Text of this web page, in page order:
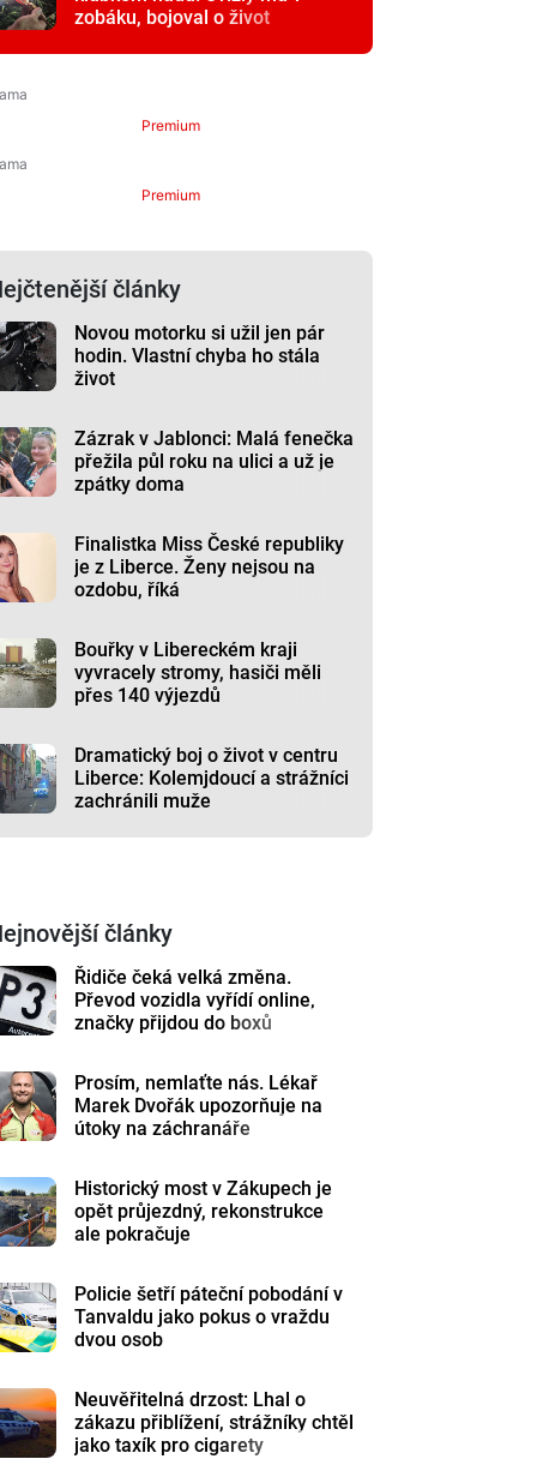
zobáku, bojoval o život
Premium
Premium
články
Novou motorku si užil jen pár
hodin. Vlastní chyba ho stála
život
Zázrak v Jablonci: Malá fenečka
přežila půl roku na ulici a už je
zpátky doma
Finalistka Miss České republiky
je z Liberce. Ženy nejsou na
ozdobu, říká
Bouřky v Libereckém kraji
vyvracely stromy, hasiči měli
přes 140 výjezdů
Dramatický boj o život v centru
Liberce: Kolemjdoucí a strážníci
zachránili muže
články
Řidiče čeká velká změna.
Převod vozidla vyřídí online,
značky přijdou do boxů
Prosím, nemlaťte nás. Lékař
Marek Dvořák upozorňuje na
útoky na záchranáře
Historický most v Zákupech je
opět průjezdný, rekonstrukce
ale pokračuje
Policie šetří páteční pobodání v
Tanvaldu jako pokus o vraždu
dvou osob
Neuvěřitelná drzost: Lhal o
zákazu přiblížení, strážníky chtěl
jako taxík pro cigarety